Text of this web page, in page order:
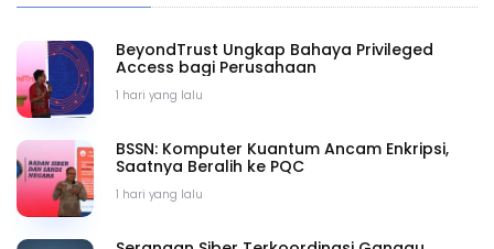
1 hari yang lalu
BeyondTrust Ungkap Bahaya Privileged
Access bagi Perusahaan
1 hari yang lalu
BSSN: Komputer Kuantum Ancam Enkripsi,
Saatnya Beralih ke PQC